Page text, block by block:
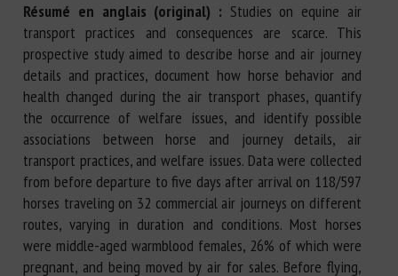
Résumé en anglais (original) : Studies on equine air
transport practices and consequences are scarce. This
prospective study aimed to describe horse and air journey
details and practices, document how horse behavior and
health changed during the air transport phases, quantify
the occurrence of welfare issues, and identify possible
associations between horse and journey details, air
transport practices, and welfare issues. Data were collected
from before departure to five days after arrival on 118/597
horses traveling on 32 commercial air journeys on different
routes, varying in duration and conditions. Most horses
were middle-aged warmblood females, 26% of which were
pregnant, and being moved by air for sales. Before flying,